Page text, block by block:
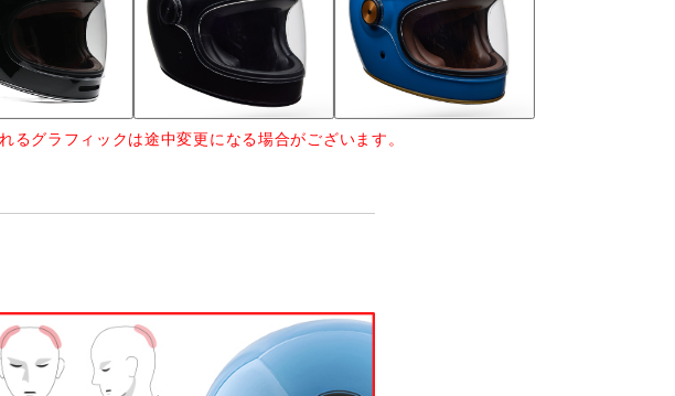
るグラフィックは途中変更になる場合がございます。